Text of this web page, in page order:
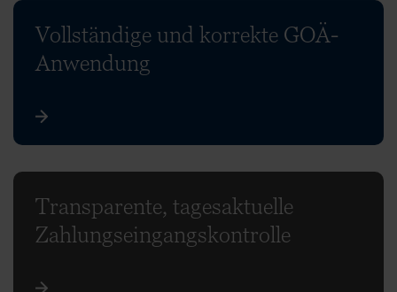
Vollständige und korrekte GOÄ-
Anwendung
Transparente, tagesaktuelle
Zahlungseingangs­kontrolle